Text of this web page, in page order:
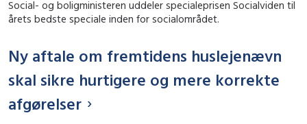
Social- og boligministeren uddeler specialeprisen Socialviden til
årets bedste speciale inden for socialområdet.
Ny aftale om fremtidens huslejenævn
skal sikre hurtigere og mere korrekte
afgørelser